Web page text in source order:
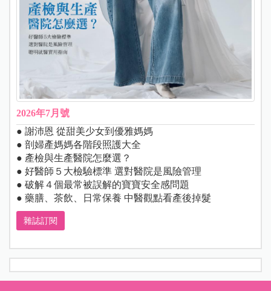
2026年7月號
● 謝沛恩 從甜美少女到優雅媽媽
● 剖婦產媽媽各階段照護大全
● 產檢與生產醫院怎麼選？
● 好醫師５大檢驗標準 選對醫院是風險管理
● 破解４個最常被誤解的寶寶安全感問題
● 藥膳、茶飲、日常保養 中醫觀點看產後掉髮
雜誌訂閱